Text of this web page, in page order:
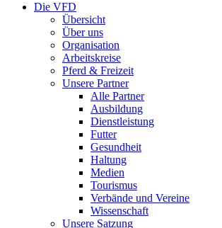
Die VFD
Übersicht
Über uns
Organisation
Arbeitskreise
Pferd & Freizeit
Unsere Partner
Alle Partner
Ausbildung
Dienstleistung
Futter
Gesundheit
Haltung
Medien
Tourismus
Verbände und Vereine
Wissenschaft
Unsere Satzung